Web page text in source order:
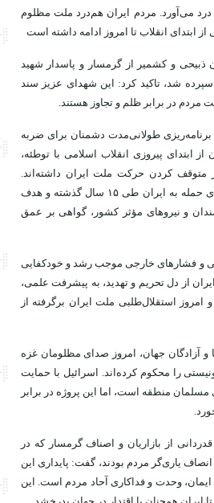
درد می‌آورد. مردم ایران هم‌درد ملت مظلوم
ابتدای انقلاب تا امروز ادامه داشته است
و کشمیر از گرمسار و پاسدار شهید
شد، تاکید کرد: این شهدای عزیز سند
مردم در برابر ظلم و تجاوز هستند.
برنامه‌ریزی طولانی‌مدت دشمنان برای ضربه
ابتدای پیروزی انقلاب اسلامی با توطئه،
متوقف کردن حرکت ملت ایران داشته‌اند.
طراحی رژیم صهیونیستی برای حمله به ایران طی ۱۵ سال گذشته و هدف
و نیروهای مؤثر کشور، گواهی بر عمق
و فشارهای خارجی موجب رشد و خودکفایی
از دل تحریم و تهدید، به پیشرفت علمی،
امروز استقلال‌طلبی ملت ایران برگرفته از
آزادگان جهان، امروز صدای مظلومان غزه
را محکوم کرده‌اند. اسرائیل با حمایت
مسلمان منطقه است، اما این پروژه در برابر
قدردانی از بازاریان و اصناف گرمسار که در
گذشت و انصاف یاری‌گر مردم بودند، گفت: پایداری این
وحدت و فداکاری آحاد مردم است. این